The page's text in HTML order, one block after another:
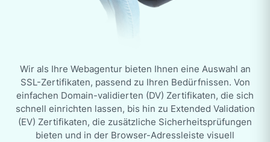
Wir als Ihre Webagentur bieten Ihnen eine Auswahl an
SSL-Zertifikaten, passend zu Ihren Bedürfnissen. Von
einfachen Domain-validierten (DV) Zertifikaten, die sich
schnell einrichten lassen, bis hin zu Extended Validation
(EV) Zertifikaten, die zusätzliche Sicherheitsprüfungen
bieten und in der Browser-Adressleiste visuell